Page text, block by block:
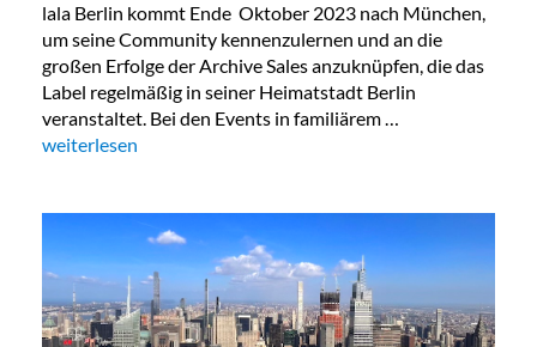
lala Berlin kommt Ende Oktober 2023 nach München,
um seine Community kennenzulernen und an die
großen Erfolge der Archive Sales anzuknüpfen, die das
Label regelmäßig in seiner Heimatstadt Berlin
veranstaltet. Bei den Events in familiärem …
„Lala Berlin Flash Sale in München 24. bis 26.Oktober 2023“
weiterlesen